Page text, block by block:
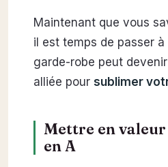
Maintenant que vous
il est temps de passer à
garde-robe peut
alliée pour sublimer
Mettre en
en A